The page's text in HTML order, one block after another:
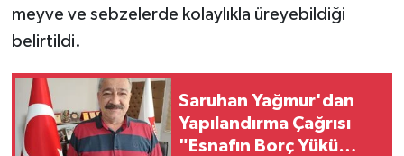
meyve ve sebzelerde kolaylıkla üreyebildiği
belirtildi.
Saruhan Yağmur'dan
Yapılandırma Çağrısı
"Esnafın Borç Yükü